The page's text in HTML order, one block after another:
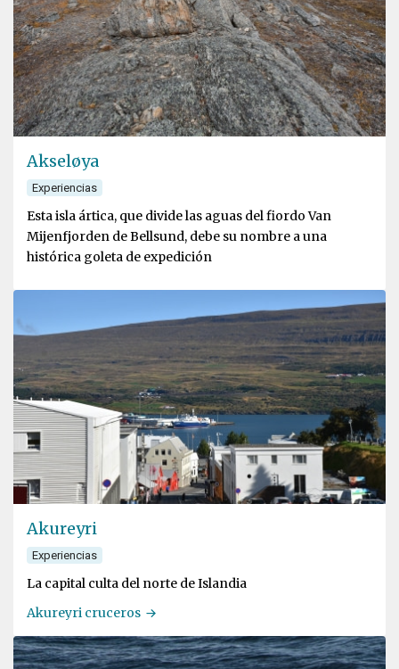
Akseløya
Experiencias
Esta isla ártica, que divide las aguas del fiordo Van
Mijenfjorden de Bellsund, debe su nombre a una
histórica goleta de expedición
Akureyri
Experiencias
La capital culta del norte de Islandia
Akureyri cruceros